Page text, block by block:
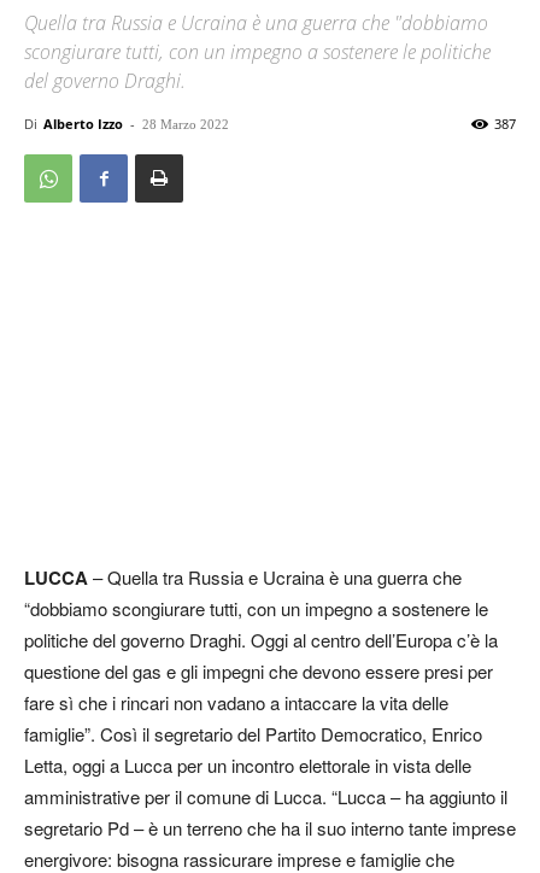
Quella tra Russia e Ucraina è una guerra che "dobbiamo
scongiurare tutti, con un impegno a sostenere le politiche
del governo Draghi.
Di Alberto Izzo - 28 Marzo 2022 387
LUCCA– Quella tra Russia e Ucraina è una guerra che
“dobbiamo scongiurare tutti, con un impegno a sostenere le
politiche del governo Draghi. Oggi al centro dell’Europa c’è la
questione del gas e gli impegni che devono essere presi per
fare sì che i rincari non vadano a intaccare la vita delle
famiglie”. Così il segretario del Partito Democratico, Enrico
Letta, oggi a Lucca per un incontro elettorale in vista delle
amministrative per il comune di Lucca. “Lucca – ha aggiunto il
segretario Pd – è un terreno che ha il suo interno tante imprese
energivore: bisogna rassicurare imprese e famiglie che